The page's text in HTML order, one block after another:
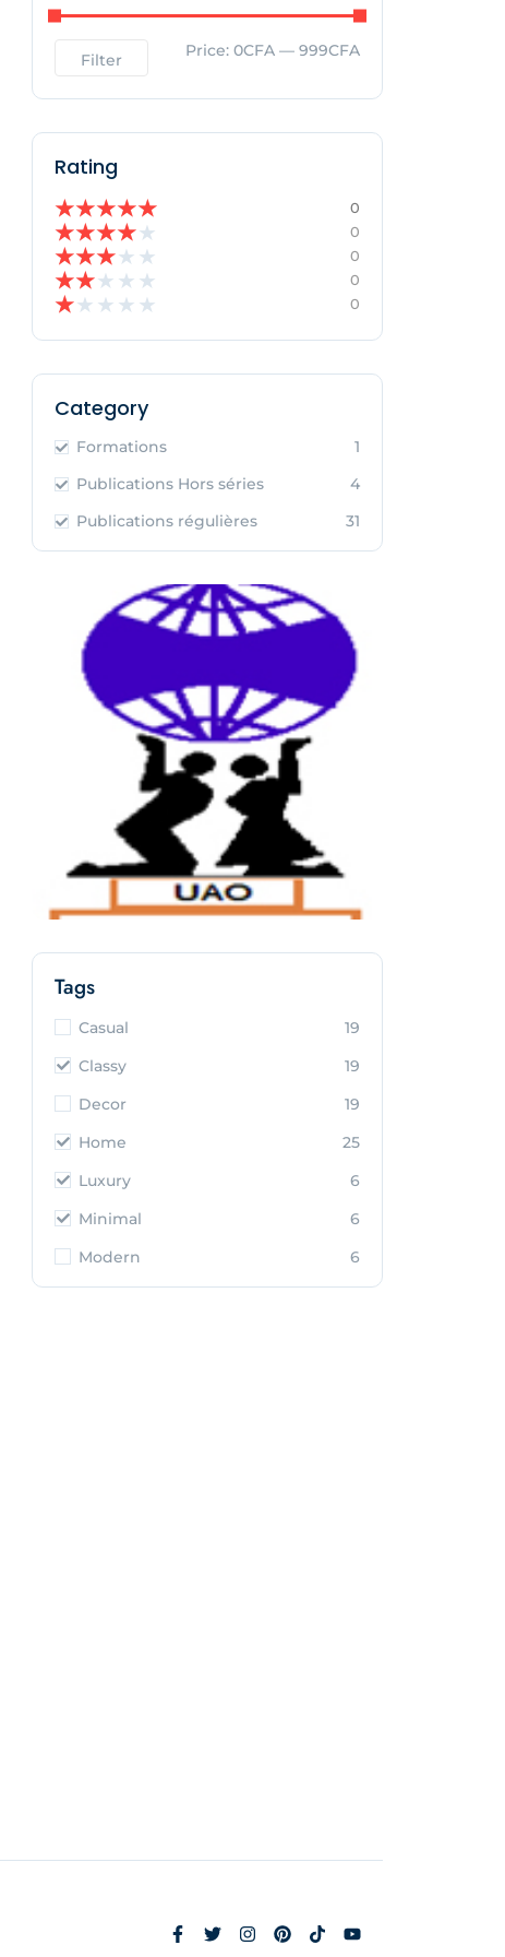
Filter Price: 0CFA — 999CFA
Rating
★★★★★ 0
★★★★★ 0
★★★★ ★ 0
★★★ ★ ★ 0
★★ ★ ★ ★ 0
Category
Formations
1
Publications Hors séries
4
Publications régulières
31
Tags
Casual
19
Classy
19
Decor
19
Home
25
Luxury
6
Minimal
6
Modern
6